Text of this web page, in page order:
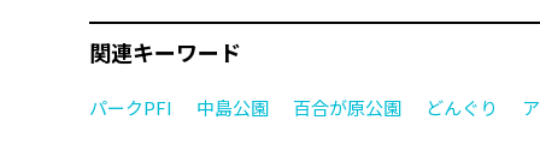
関連キーワード
パークPFI 中島公園 百合が原公園 どんぐり